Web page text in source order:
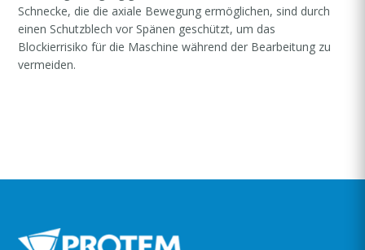
Schnecke, die die axiale Bewegung ermöglichen, sind durch
einen Schutzblech vor Spänen geschützt, um das
Blockierrisiko für die Maschine während der Bearbeitung zu
vermeiden.